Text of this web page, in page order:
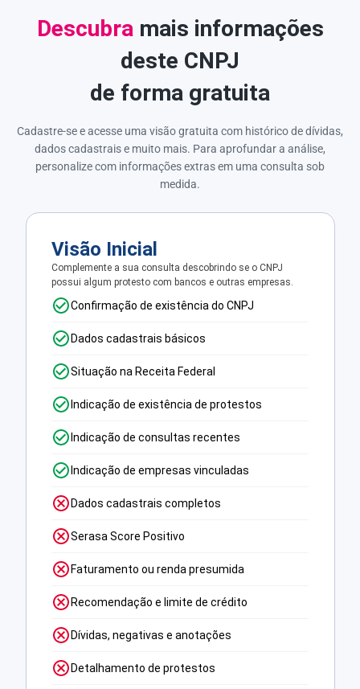
Descubra mais informações
deste CNPJ
de forma gratuita
Cadastre-se e acesse uma visão gratuita com histórico de dívidas,
dados cadastrais e muito mais. Para aprofundar a análise,
personalize com informações extras em uma consulta sob
medida.
Visão Inicial
Complemente a sua consulta descobrindo se o CNPJ
possui algum protesto com bancos e outras empresas.
Confirmação de existência do CNPJ
Dados cadastrais básicos
Situação na Receita Federal
Indicação de existência de protestos
Indicação de consultas recentes
Indicação de empresas vinculadas
Dados cadastrais completos
Serasa Score Positivo
Faturamento ou renda presumida
Recomendação e limite de crédito
Dívidas, negativas e anotações
Detalhamento de protestos